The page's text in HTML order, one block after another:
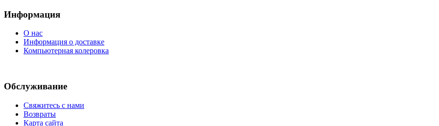
Информация
О нас
Информация о доставке
Компьютерная колеровка
Обслуживание
Свяжитесь с нами
Возвраты
Карта сайта